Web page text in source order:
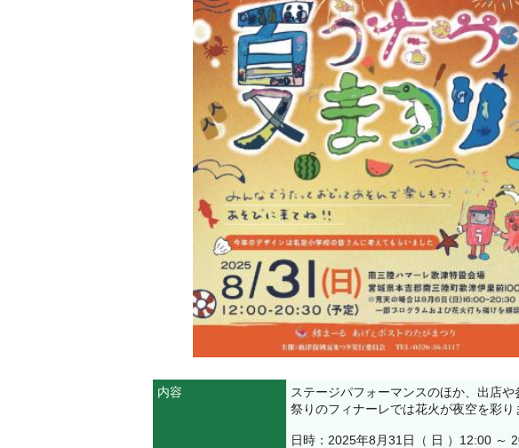
内容
ステージパフォーマンスのほか、出店や
祭りのフィナーレでは花火が夜空を彩り
日時：2025年8月31日（ 日 ）12:00 ～